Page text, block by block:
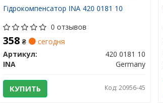
Гідрокомпенсатор INA 420 0181 10
0 отзывов
358 ₴
сегодня
Артикул:
420 0181 10
INA
Germany
КУПИТЬ Код: 20956-45